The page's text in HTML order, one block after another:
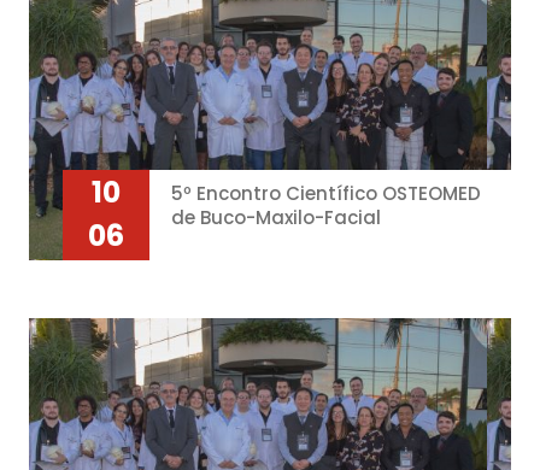
10
06
5º Encontro Científico OSTEOMED
de Buco-Maxilo-Facial